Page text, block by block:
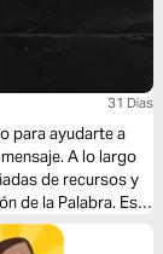
31 Dias
para ayudarte a
A lo largo
de recursos y
de la Palabra. Este
y descubrir la